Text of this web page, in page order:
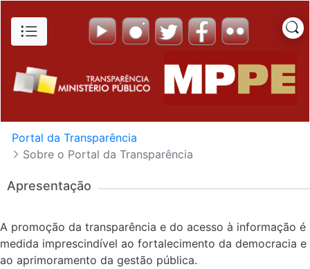
Sobre o Portal da
Portal da Transparência
Sobre o Portal da Transparência
Apresentação
A promoção da transparência e do acesso à informação é
medida imprescindível ao fortalecimento da democracia e
ao aprimoramento da gestão pública.